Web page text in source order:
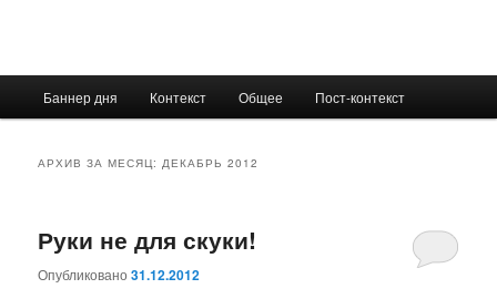
Баннер дня Контекст Общее Пост-контекст
АРХИВ ЗА МЕСЯЦ:ДЕКАБРЬ 2012
Руки не для скуки!
Опубликовано31.12.2012